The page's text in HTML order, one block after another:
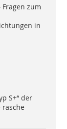
zum
in
S+“ der
rasche